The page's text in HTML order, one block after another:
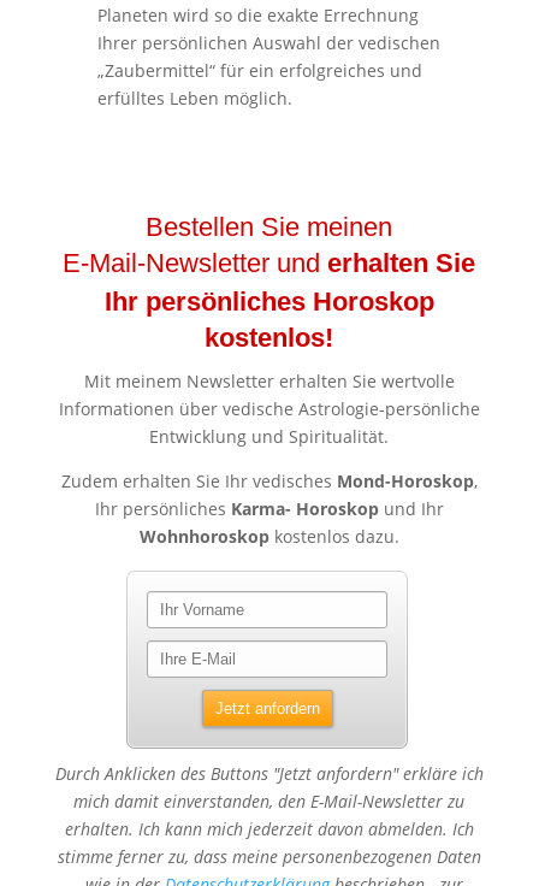
Planeten wird so die exakte Errechnung
Ihrer persönlichen Auswahl der vedischen
„Zaubermittel“ für ein erfolgreiches und
erfülltes Leben möglich.
Bestellen Sie meinen
E-Mail-Newsletter underhalten Sie
Ihr persönliches Horoskop
kostenlos!
Mit meinem Newsletter erhalten Sie wertvolle
Informationen über vedische Astrologie-persönliche
Entwicklung und Spiritualität.
Zudem erhalten Sie Ihr vedisches Mond-Horoskop,
Ihr persönliches Karma- Horoskopund Ihr
Wohnhoroskopkostenlos dazu.
Durch Anklicken des Buttons "Jetzt anfordern" erkläre ich
mich damit einverstanden, den E-Mail-Newsletter zu
erhalten. Ich kann mich jederzeit davon abmelden. Ich
stimme ferner zu, dass meine personenbezogenen Daten